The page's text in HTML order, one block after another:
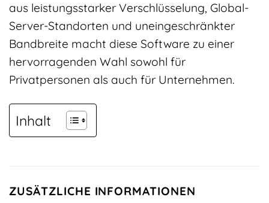
aus leistungsstarker Verschlüsselung, Global-
Server-Standorten und uneingeschränkter
Bandbreite macht diese Software zu einer
hervorragenden Wahl sowohl für
Privatpersonen als auch für Unternehmen.
Inhalt
ZUSÄTZLICHE INFORMATIONEN